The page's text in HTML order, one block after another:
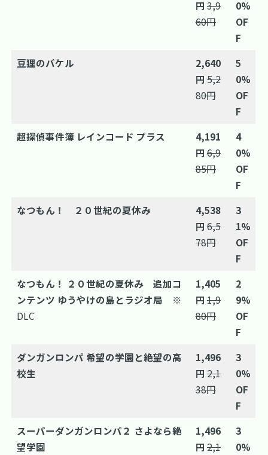
円 3,9
60円
0%
OF
F
豆狸のバケル
2,640
円 5,2
80円
5
0%
OF
F
超探偵事件簿 レインコード プラス
4,191
円 6,9
85円
4
0%
OF
F
なつもん！ ２０世紀の夏休み
4,538
円 6,5
78円
3
1%
OF
F
なつもん！ ２０世紀の夏休み 追加コ
ンテンツ ゆうやけの島とラジオ局 ※
DLC
1,405
円 1,9
80円
2
9%
OF
F
ダンガンロンパ 希望の学園と絶望の高
校生
1,496
円 2,1
38円
3
0%
OF
F
スーパーダンガンロンパ２ さよなら絶
望学園
1,496
円 2,1
3
0%